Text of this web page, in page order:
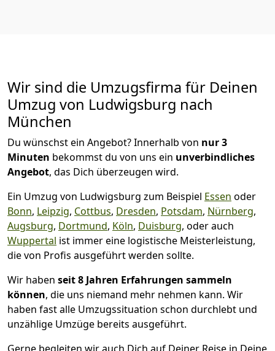
Wir sind die Umzugsfirma für Deinen
Umzug von Ludwigsburg nach
München
Du wünschst ein Angebot? Innerhalb von nur 3
Minuten bekommst du von uns ein unverbindliches
Angebot, das Dich überzeugen wird.
Ein Umzug von Ludwigsburg zum Beispiel Essen oder
Bonn, Leipzig, Cottbus, Dresden, Potsdam, Nürnberg,
Augsburg, Dortmund, Köln, Duisburg, oder auch
Wuppertal ist immer eine logistische Meisterleistung,
die von Profis ausgeführt werden sollte.
Wir haben seit8 Jahren Erfahrungen sammeln
können, die uns niemand mehr nehmen kann. Wir
haben fast alle Umzugssituation schon durchlebt und
unzählige Umzüge bereits ausgeführt.